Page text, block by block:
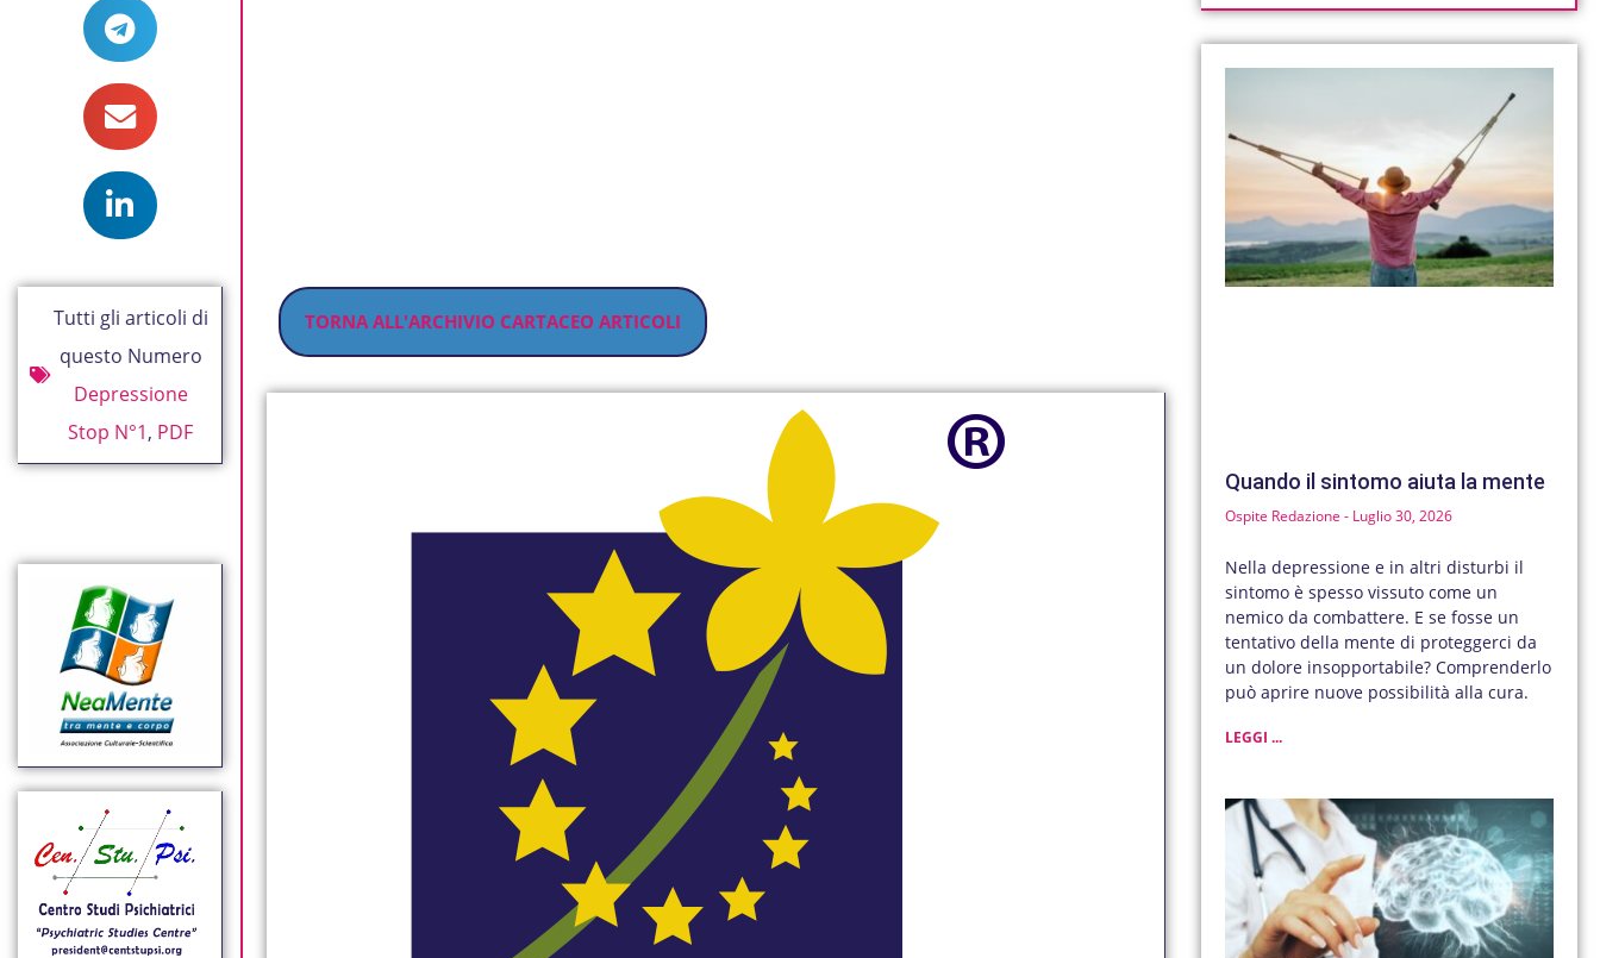
Tutti gli articoli di
questo Numero
Depressione
Stop N°1, PDF
TORNA ALL'ARCHIVIO CARTACEO ARTICOLI
Quando il sintomo aiuta la mente
Ospite Redazione Luglio 30, 2026
Nella depressione e in altri disturbi il
sintomo è spesso vissuto come un
nemico da combattere. E se fosse un
tentativo della mente di proteggerci da
un dolore insopportabile? Comprenderlo
può aprire nuove possibilità alla cura.
LEGGI ...